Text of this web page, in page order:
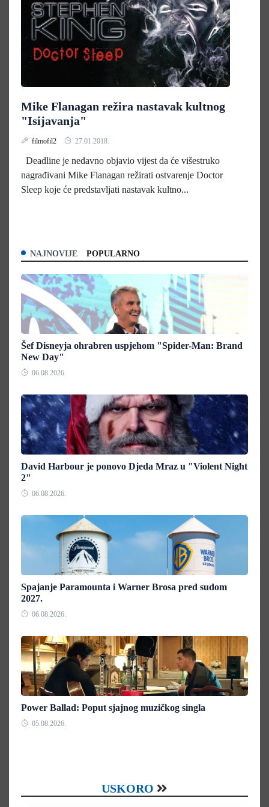
Mike Flanagan režira nastavak kultnog
"Isijavanja"
filmofil2 27.01.2018.
Deadline je nedavno objavio vijest da će višestruko
nagrađivani Mike Flanagan režirati ostvarenje Doctor
Sleep koje će predstavljati nastavak kultno...
NAJNOVIJE POPULARNO
Šef Disneyja ohrabren uspjehom "Spider-Man: Brand
New Day"
06.08.2026.
David Harbour je ponovo Djeda Mraz u "Violent Night
2"
06.08.2026.
Spajanje Paramounta i Warner Brosa pred sudom
2027.
06.08.2026.
Power Ballad: Poput sjajnog muzičkog singla
05.08.2026.
USKORO